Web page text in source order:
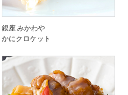
銀座 みかわや
かにクロケット